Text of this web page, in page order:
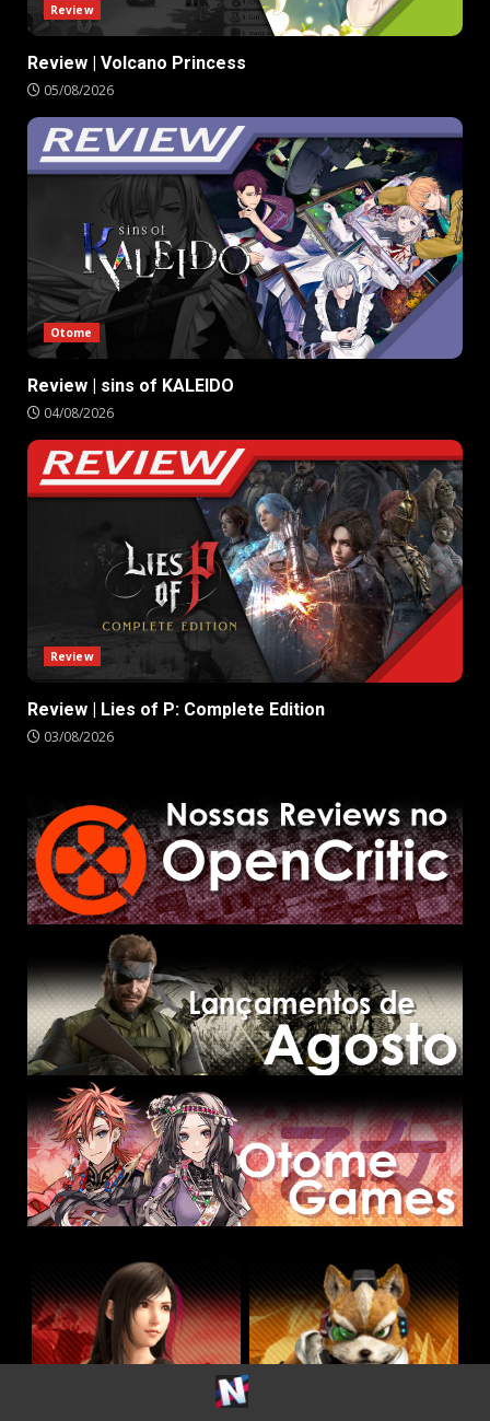
Review
Review | Volcano Princess
05/08/2026
Otome
Review | sins of KALEIDO
04/08/2026
Review
Review | Lies of P: Complete Edition
03/08/2026